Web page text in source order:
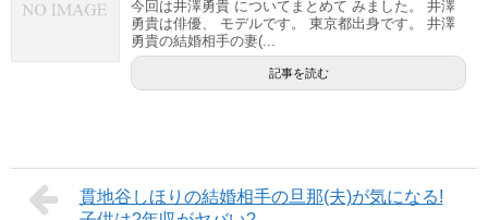
今回は井澤勇貴 についてまとめて みました。 井澤
勇貴は俳優、 モデルです。 東京都出身です。 井澤
勇貴の結婚相手の妻(...
記事を読む
貫地谷しほりの結婚相手の旦那(夫)が気になる!